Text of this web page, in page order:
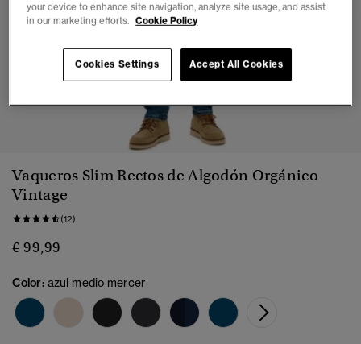
1 2 3 4 5 6
Vaqueros Slim Rectos de Algodón Orgánico
Vintage
(12)
€ 99,99
Color: azul medio mercer
your device to enhance site navigation, analyze site usage, and assist
in our marketing efforts. Cookie Policy
Accept All Cookies
Cookies Settings